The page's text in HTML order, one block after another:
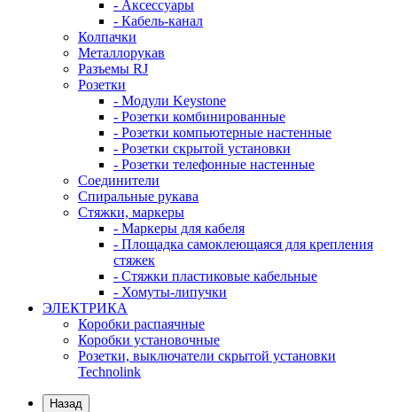
- Аксессуары
- Кабель-канал
Колпачки
Металлорукав
Разъемы RJ
Розетки
- Модули Keystone
- Розетки комбинированные
- Розетки компьютерные настенные
- Розетки скрытой установки
- Розетки телефонные настенные
Соединители
Спиральные рукава
Стяжки, маркеры
- Маркеры для кабеля
- Площадка самоклеющаяся для крепления
стяжек
- Стяжки пластиковые кабельные
- Хомуты-липучки
ЭЛЕКТРИКА
Коробки распаячные
Коробки установочные
Розетки, выключатели скрытой установки
Technolink
Назад